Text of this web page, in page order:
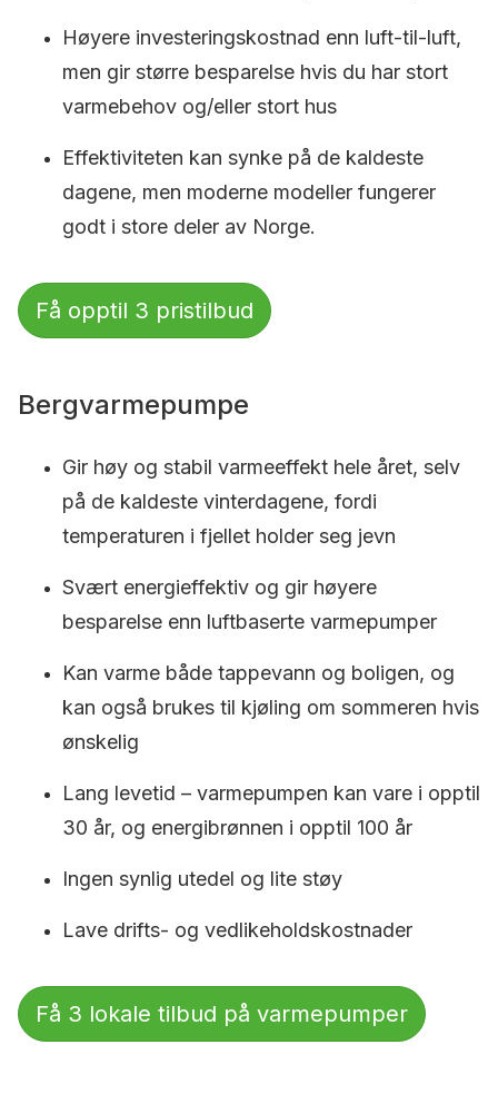
Høyere investeringskostnad enn luft-til-luft,
men gir større besparelse hvis du har stort
varmebehov og/eller stort hus
Effektiviteten kan synke på de kaldeste
dagene, men moderne modeller fungerer
godt i store deler av Norge.
Få opptil 3 pristilbud
Bergvarmepumpe
Gir høy og stabil varmeeffekt hele året, selv
på de kaldeste vinterdagene, fordi
temperaturen i fjellet holder seg jevn
Svært energieffektiv og gir høyere
besparelse enn luftbaserte varmepumper
Kan varme både tappevann og boligen, og
kan også brukes til kjøling om sommeren hvis
ønskelig
Lang levetid – varmepumpen kan vare i opptil
30 år, og energibrønnen i opptil 100 år
Ingen synlig utedel og lite støy
Lave drifts- og vedlikeholdskostnader
Få 3 lokale tilbud på varmepumper